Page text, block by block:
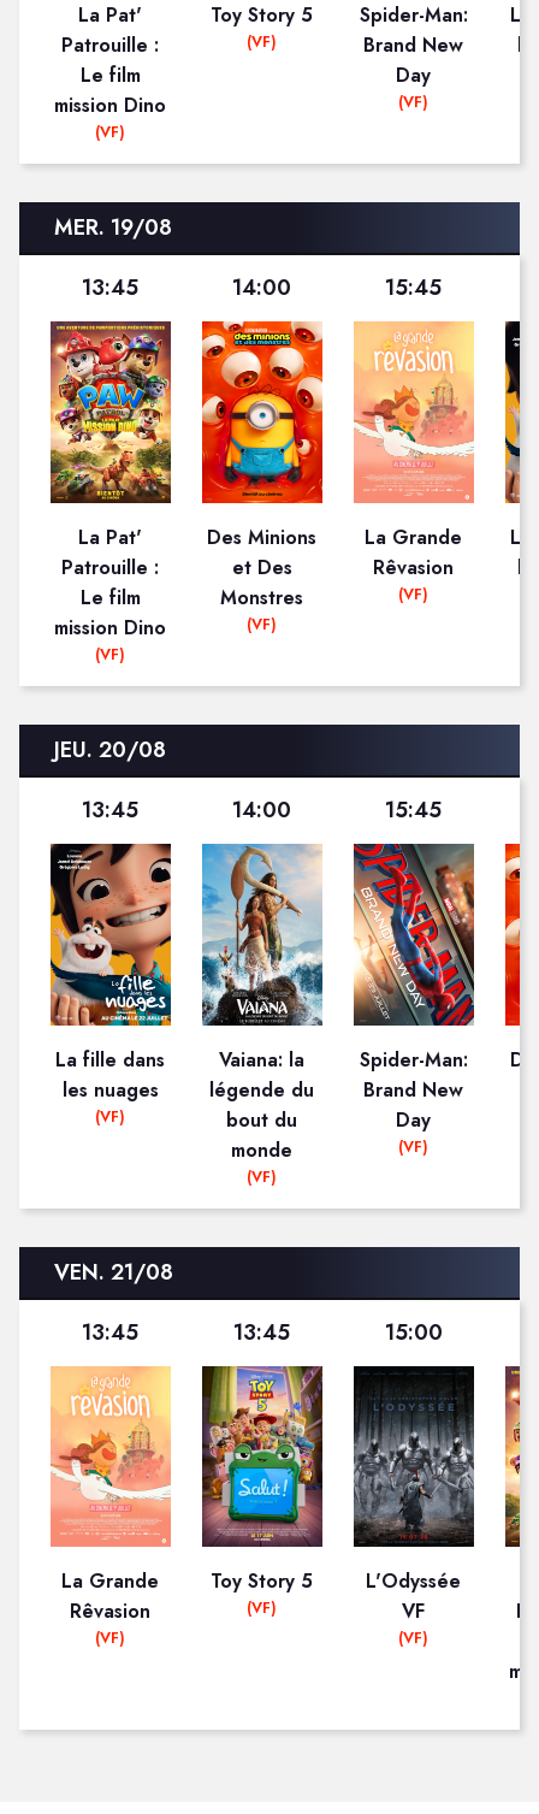
La Pat'
Patrouille :
Le film
mission Dino
(VF)
Toy Story 5
(VF)
Spider-Man:
Brand New
Day
(VF)
La
MER. 19/08
13:45
La Pat'
Patrouille :
Le film
mission Dino
(VF)
14:00
Des Minions
et Des
Monstres
(VF)
15:45
La Grande
Rêvasion
(VF)
La
JEU. 20/08
13:45
La fille dans
les nuages
(VF)
14:00
Vaiana: la
légende du
bout du
monde
(VF)
15:45
Spider-Man:
Brand New
Day
(VF)
VEN. 21/08
13:45
La Grande
Rêvasion
(VF)
13:45
Toy Story 5
(VF)
15:00
L'Odyssée
VF
(VF)